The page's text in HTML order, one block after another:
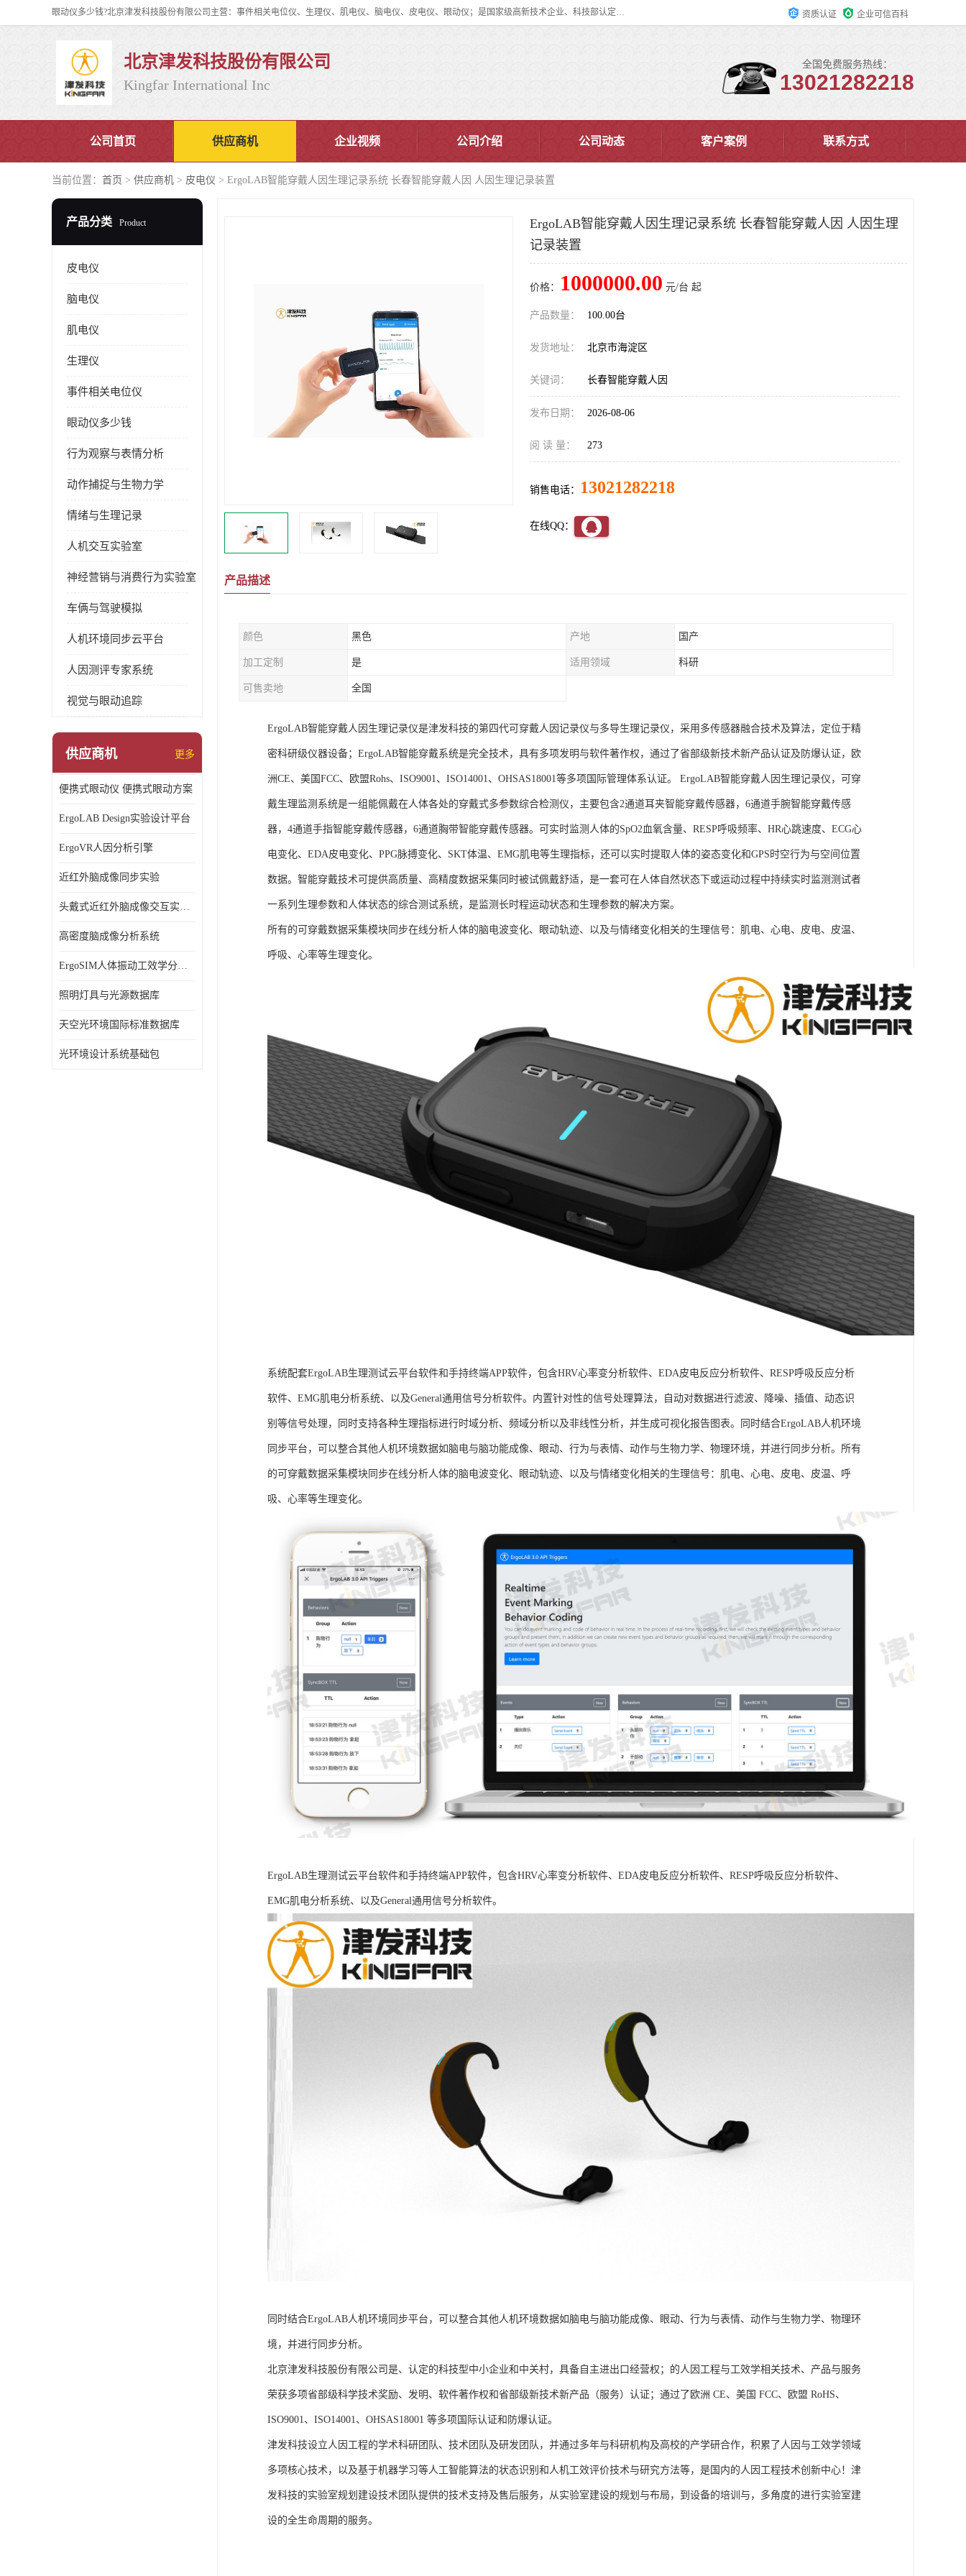
眼动仪多少钱?北京津发科技股份有限公司主营：事件相关电位仪、生理仪、肌电仪、脑电仪、皮电仪、眼动仪；是国家级高新技术企业、科技部认定的科技型中小企业和中关村高新技术企业，具备保密资格，具备自主进出口经营权；自主研发技术、产品与服务荣获多项省部级科学技术奖励、国家发明专利、国家软件著作权和省部级新技术新产品（服务）认证。 资质认证 企业可信百科
北京津发科技股份有限公司
Kingfar International Inc
全国免费服务热线：
13021282218
公司首页 供应商机 企业视频 公司介绍 公司动态 客户案例 联系方式
当前位置： 首页 > 供应商机 > 皮电仪 > ErgoLAB智能穿戴人因生理记录系统 长春智能穿戴人因 人因生理记录装置
产品分类 Product
皮电仪
脑电仪
肌电仪
生理仪
事件相关电位仪
眼动仪多少钱
行为观察与表情分析
动作捕捉与生物力学
情绪与生理记录
人机交互实验室
神经营销与消费行为实验室
车俩与驾驶模拟
人机环境同步云平台
人因测评专家系统
视觉与眼动追踪
供应商机 更多
便携式眼动仪 便携式眼动方案
ErgoLAB Design实验设计平台
ErgoVR人因分析引擎
近红外脑成像同步实验
头戴式近红外脑成像交互实验室
高密度脑成像分析系统
ErgoSIM人体振动工效学分析系统
照明灯具与光源数据库
天空光环境国际标准数据库
光环境设计系统基础包
ErgoLAB智能穿戴人因生理记录系统 长春智能穿戴人因 人因生理
记录装置
价格： 1000000.00 元/台 起
产品数量： 100.00台
发货地址： 北京市海淀区
关键词： 长春智能穿戴人因
发布日期： 2026-08-06
阅 读 量： 273
销售电话： 13021282218
在线QQ：
产品描述
颜色 黑色 产地 国产
加工定制 是 适用领域 科研
可售卖地 全国
ErgoLAB智能穿戴人因生理记录仪是津发科技的第四代可穿戴人因记录仪与多导生理记录仪，采用多传感器融合技术及算法，定位于精
密科研级仪器设备；ErgoLAB智能穿戴系统是完全技术，具有多项发明与软件著作权，通过了省部级新技术新产品认证及防爆认证，欧
洲CE、美国FCC、欧盟Rohs、ISO9001、ISO14001、OHSAS18001等多项国际管理体系认证。 ErgoLAB智能穿戴人因生理记录仪，可穿
戴生理监测系统是一组能佩戴在人体各处的穿戴式多参数综合检测仪，主要包含2通道耳夹智能穿戴传感器，6通道手腕智能穿戴传感
器，4通道手指智能穿戴传感器，6通道胸带智能穿戴传感器。可实时监测人体的SpO2血氧含量、RESP呼吸频率、HR心跳速度、ECG心
电变化、EDA皮电变化、PPG脉搏变化、SKT体温、EMG肌电等生理指标，还可以实时提取人体的姿态变化和GPS时空行为与空间位置
数据。智能穿戴技术可提供高质量、高精度数据采集同时被试佩戴舒适，是一套可在人体自然状态下或运动过程中持续实时监测测试者
一系列生理参数和人体状态的综合测试系统，是监测长时程运动状态和生理参数的解决方案。
所有的可穿戴数据采集模块同步在线分析人体的脑电波变化、眼动轨迹、以及与情绪变化相关的生理信号：肌电、心电、皮电、皮温、
呼吸、心率等生理变化。
系统配套ErgoLAB生理测试云平台软件和手持终端APP软件，包含HRV心率变分析软件、EDA皮电反应分析软件、RESP呼吸反应分析
软件、EMG肌电分析系统、以及General通用信号分析软件。内置针对性的信号处理算法，自动对数据进行滤波、降噪、插值、动态识
别等信号处理，同时支持各种生理指标进行时域分析、频域分析以及非线性分析，并生成可视化报告图表。同时结合ErgoLAB人机环境
同步平台，可以整合其他人机环境数据如脑电与脑功能成像、眼动、行为与表情、动作与生物力学、物理环境，并进行同步分析。所有
的可穿戴数据采集模块同步在线分析人体的脑电波变化、眼动轨迹、以及与情绪变化相关的生理信号：肌电、心电、皮电、皮温、呼
吸、心率等生理变化。
ErgoLAB生理测试云平台软件和手持终端APP软件，包含HRV心率变分析软件、EDA皮电反应分析软件、RESP呼吸反应分析软件、
EMG肌电分析系统、以及General通用信号分析软件。
同时结合ErgoLAB人机环境同步平台，可以整合其他人机环境数据如脑电与脑功能成像、眼动、行为与表情、动作与生物力学、物理环
境，并进行同步分析。
北京津发科技股份有限公司是、认定的科技型中小企业和中关村，具备自主进出口经营权；的人因工程与工效学相关技术、产品与服务
荣获多项省部级科学技术奖励、发明、软件著作权和省部级新技术新产品（服务）认证；通过了欧洲 CE、美国 FCC、欧盟 RoHS、
ISO9001、ISO14001、OHSAS18001 等多项国际认证和防爆认证。
津发科技设立人因工程的学术科研团队、技术团队及研发团队，并通过多年与科研机构及高校的产学研合作，积累了人因与工效学领域
多项核心技术，以及基于机器学习等人工智能算法的状态识别和人机工效评价技术与研究方法等，是国内的人因工程技术创新中心！津
发科技的实验室规划建设技术团队提供的技术支持及售后服务，从实验室建设的规划与布局，到设备的培训与，多角度的进行实验室建
设的全生命周期的服务。